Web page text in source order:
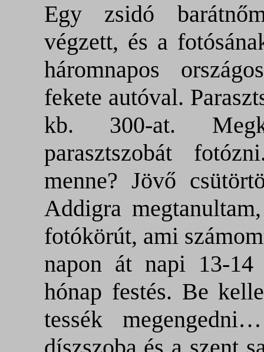
Egy zsidó
végzett, és a
háromnapos
fekete autóval.
kb. 300-at.
parasztszobát
menne? Jövő
Addigra
fotókörút, ami
napon át napi 13-
hónap festés. Be
tessék